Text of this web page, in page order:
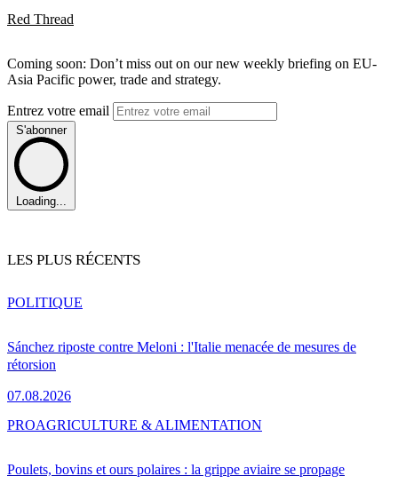
Red Thread
Coming soon: Don’t miss out on our new weekly briefing on EU-
Asia Pacific power, trade and strategy.
Entrez votre email
S'abonner
Loading...
LES PLUS RÉCENTS
Sánchez riposte contre Meloni : l'Italie menacée de mesures de
rétorsion
07.08.2026
POLITIQUE
Poulets, bovins et ours polaires : la grippe aviaire se propage
PROAGRICULTURE & ALIMENTATION